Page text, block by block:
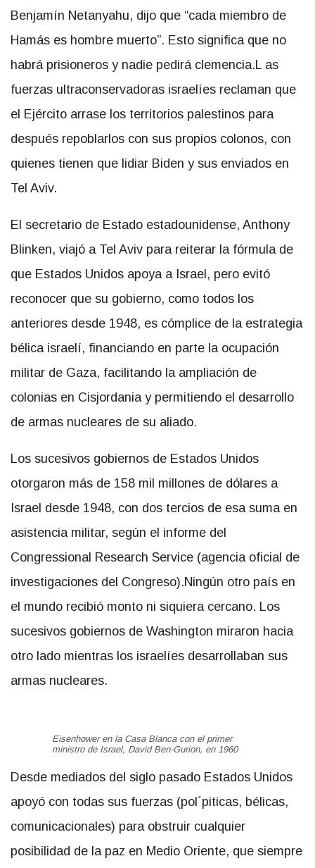
Benjamín Netanyahu, dijo que “cada miembro de
Hamás es hombre muerto”. Esto significa que no
habrá prisioneros y nadie pedirá clemencia.L as
fuerzas ultraconservadoras israelíes reclaman que
el Ejército arrase los territorios palestinos para
después repoblarlos con sus propios colonos, con
quienes tienen que lidiar Biden y sus enviados en
Tel Aviv.
El secretario de Estado estadounidense, Anthony
Blinken, viajó a Tel Aviv para reiterar la fórmula de
que Estados Unidos apoya a Israel, pero evitó
reconocer que su gobierno, como todos los
anteriores desde 1948, es cómplice de la estrategia
bélica israelí, financiando en parte la ocupación
militar de Gaza, facilitando la ampliación de
colonias en Cisjordania y permitiendo el desarrollo
de armas nucleares de su aliado.
Los sucesivos gobiernos de Estados Unidos
otorgaron más de 158 mil millones de dólares a
Israel desde 1948, con dos tercios de esa suma en
asistencia militar, según el informe del
Congressional Research Service (agencia oficial de
investigaciones del Congreso).Ningún otro país en
el mundo recibió monto ni siquiera cercano. Los
sucesivos gobiernos de Washington miraron hacia
otro lado mientras los israelíes desarrollaban sus
armas nucleares.
Eisenhower en la Casa Blanca con el primer
ministro de Israel, David Ben-Gurion, en 1960
Desde mediados del siglo pasado Estados Unidos
apoyó con todas sus fuerzas (pol´piticas, bélicas,
comunicacionales) para obstruir cualquier
posibilidad de la paz en Medio Oriente, que siempre